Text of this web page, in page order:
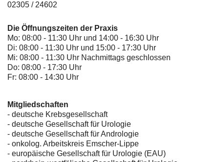
02305 / 24602
Die Öffnungszeiten der Praxis
Mo: 08:00 - 11:30 Uhr und 14:00 - 16:30 Uhr
Di: 08:00 - 11:30 Uhr und 15:00 - 17:30 Uhr
Mi: 08:00 - 11:30 Uhr Nachmittags geschlossen
Do: 08:00 - 17:30 Uhr
Fr: 08:00 - 14:30 Uhr
Mitgliedschaften
- deutsche Krebsgesellschaft
- deutsche Gesellschaft für Urologie
- deutsche Gesellschaft für Andrologie
- onkolog. Arbeitskreis Emscher-Lippe
- europäische Gesellschaft für Urologie (EAU)